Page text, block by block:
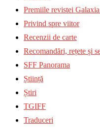
Premiile revistei
Privind spre viitor
Recenzii de carte
Recomandări, rețete și
SFF Panorama
Știință
Știri
TGIFF
Traduceri